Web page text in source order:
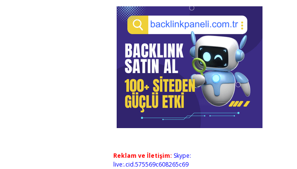
Reklam ve İletişim: Skype:
live:.cid.575569c608265c69